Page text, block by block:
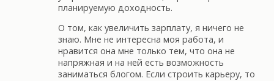
планируемую доходность.
О том, как увеличить зарплату, я ничего не
знаю. Мне не интересна моя работа, и
нравится она мне только тем, что она не
напряжная и на ней есть возможность
заниматься блогом. Если строить карьеру, то